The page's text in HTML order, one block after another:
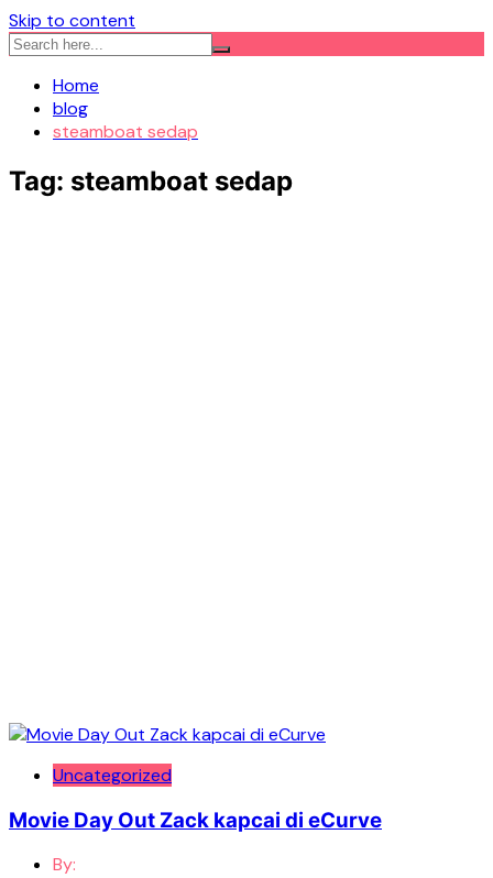
Skip to content
Home
blog
steamboat sedap
Tag: steamboat sedap
Uncategorized
Movie Day Out Zack kapcai di eCurve
By: